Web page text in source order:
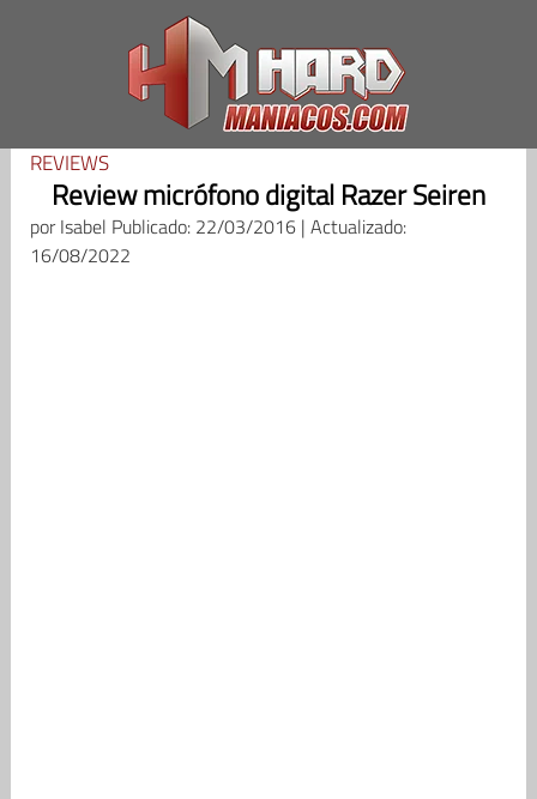
REVIEWS
Review micrófono digital Razer Seiren
porIsabel Publicado: 22/03/2016 | Actualizado:
16/08/2022